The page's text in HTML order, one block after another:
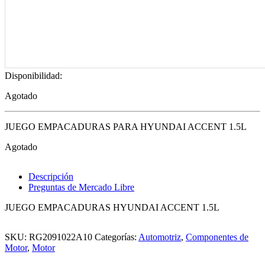
Disponibilidad:
Agotado
JUEGO EMPACADURAS PARA HYUNDAI ACCENT 1.5L
Agotado
Descripción
Preguntas de Mercado Libre
JUEGO EMPACADURAS HYUNDAI ACCENT 1.5L
SKU: RG2091022A10 Categorías: Automotriz, Componentes de
Motor, Motor